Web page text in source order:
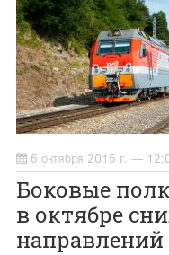
6 октября 2015 г. —
Боковые
в октябре
направлений